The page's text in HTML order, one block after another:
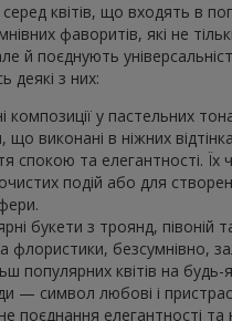
квітів, що входять в
фаворитів, які не
й поєднують
деякі з них:
композиції у пастельних
що виконані в ніжних
спокою та елегантності.
подій або для
букети з троянд, півоній
флористики, безсумнівно,
популярних квітів на будь-
— символ любові і
поєднання елегантності та